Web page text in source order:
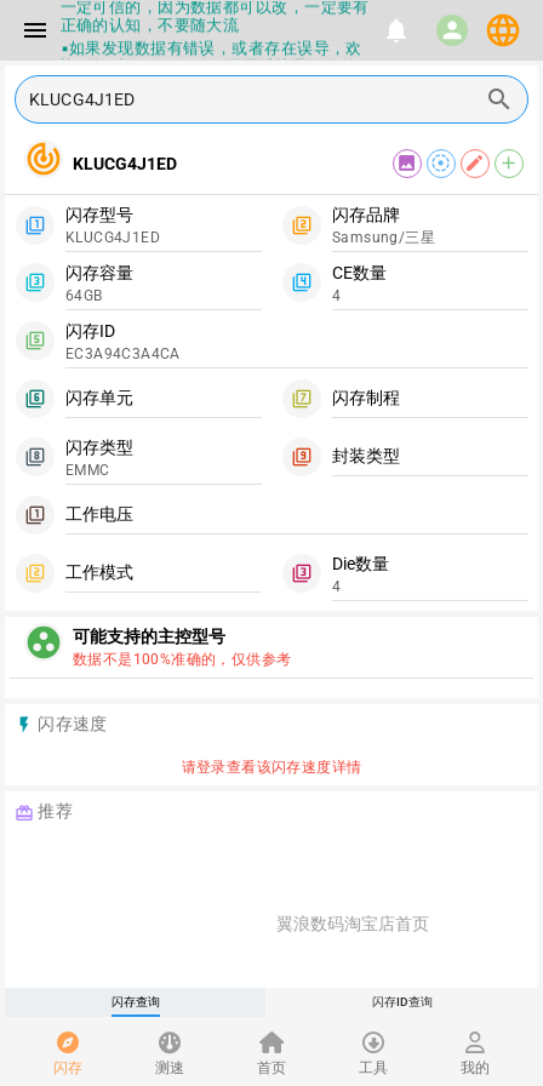
menu
一定可信的，因为数据都可以改，一定要有
正确的认知，不要随大流
▪如果发现数据有错误，或者存在误导，欢
迎积极反馈，Flashinfo尽量维护最正确的
▪Flashinfo APP更新技术规格和量产工具标
签啦，使用更加丝滑，快点击下载吧
下载服务会暂停一段时间才能恢复
本来就有不确定性，任何第三方工具提供的
数据都不要100%相信，包括量产工具都不
一定可信的，因为数据都可以改，一定要有
正确的认知，不要随大流
▪如果发现数据有错误，或者存在误导，欢
迎积极反馈，Flashinfo尽量维护最正确的
指导性数据
▪Flashinfo APP更新技术规格和量产工具标
签啦，使用更加丝滑，快点击下载吧
notifications person language
闪存 测速 首页 工具 我的
search
track_changes KLUCG4J1ED image filter_tilt_shift edit add
filter_1
闪存型号
KLUCG4J1ED
filter_2
闪存品牌
Samsung/三星
filter_3
闪存容量
64GB
filter_4
CE数量
4
filter_5
闪存ID
EC3A94C3A4CA
filter_6 闪存单元 filter_7 闪存制程
filter_8
闪存类型
EMMC
filter_9 封装类型
filter_1 工作电压
filter_2 工作模式 filter_3
Die数量
4
group_work 可能支持的主控型号
数据不是100%准确的，仅供参考
flash_on 闪存速度
请登录查看该闪存速度详情
redeem 推荐
翼浪数码淘宝店首页
FC3379 单头/双头主控板，多样
选择满足你的DIY需求
闪存查询 闪存ID查询